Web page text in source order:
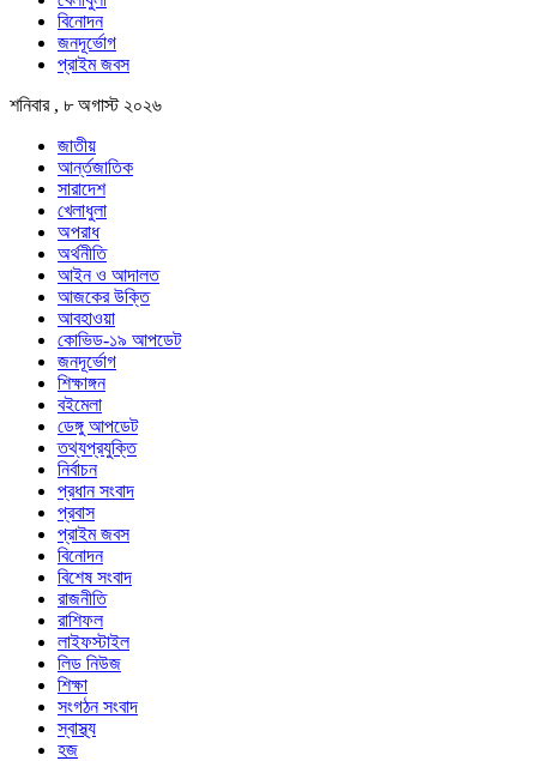
বিনোদন
জনদূর্ভোগ
প্রাইম জবস
শনিবার , ৮ অগাস্ট ২০২৬
জাতীয়
আর্ন্তজাতিক
সারাদেশ
খেলাধুলা
অপরাধ
অর্থনীতি
আইন ও আদালত
আজকের উক্তি
আবহাওয়া
কোভিড-১৯ আপডেট
জনদূর্ভোগ
শিক্ষাঙ্গন
বইমেলা
ডেঙ্গু আপডেট
তথ্যপ্রযুক্তি
নির্বাচন
প্রধান সংবাদ
প্রবাস
প্রাইম জবস
বিনোদন
বিশেষ সংবাদ
রাজনীতি
রাশিফল
লাইফস্টাইল
লিড নিউজ
শিক্ষা
সংগঠন সংবাদ
স্বাস্থ্য
হজ